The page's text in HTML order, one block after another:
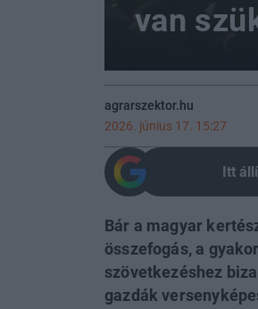
van
agrarszektor.hu
2026. június 17. 15:27
Itt
Bár a magyar
összefogás, a
szövetkezéshez
gazdák